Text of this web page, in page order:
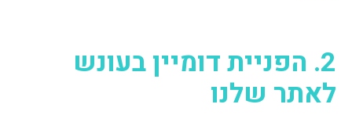
2. הפניית דומיין בעונש
לאתר שלנו